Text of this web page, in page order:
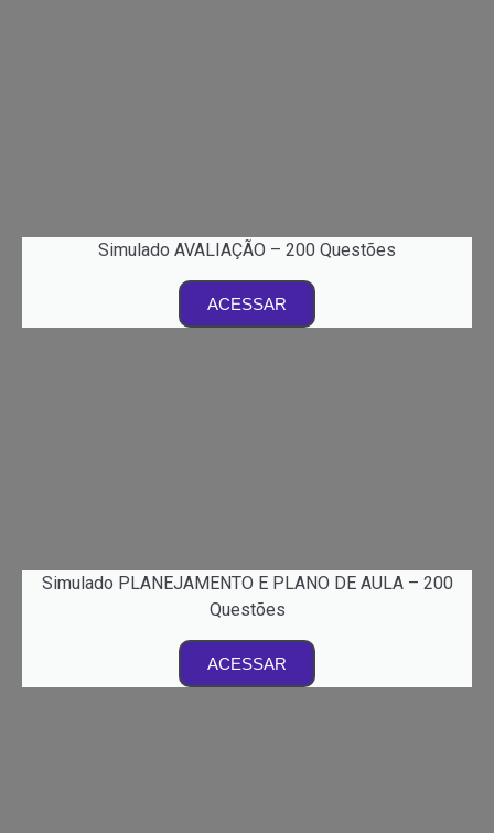
Simulado AVALIAÇÃO – 200 Questões
ACESSAR
Simulado PLANEJAMENTO E PLANO DE AULA – 200
Questões
ACESSAR